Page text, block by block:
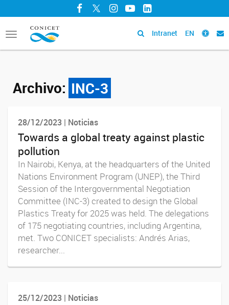
Facebook
TwitterInstagram
YouTubeLinkedIn
Toggle
navigation
Intranet EN
Archivo: INC-3
28/12/2023 | Noticias
Towards a global treaty against plastic
pollution
In Nairobi, Kenya, at the headquarters of the United
Nations Environment Program (UNEP), the Third
Session of the Intergovernmental Negotiation
Committee (INC-3) created to design the Global
Plastics Treaty for 2025 was held. The delegations
of 175 negotiating countries, including Argentina,
met. Two CONICET specialists: Andrés Arias,
researcher...
25/12/2023 | Noticias